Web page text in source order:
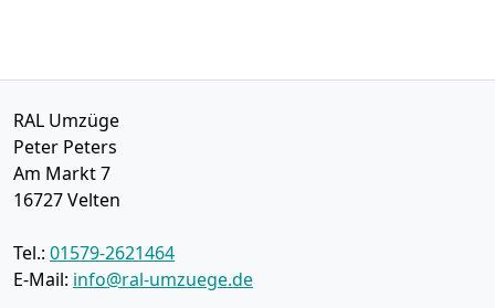
RAL Umzüge
Peter Peters
Am Markt 7
16727Velten
Tel.: 01579-2621464
E-Mail: info@ral-umzuege.de